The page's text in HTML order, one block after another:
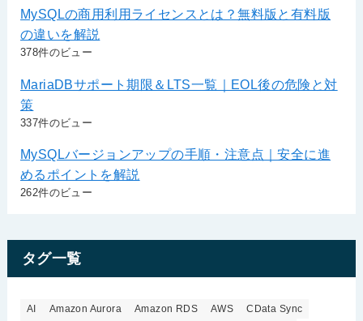
MySQLの商用利用ライセンスとは？無料版と有料版
の違いを解説
378件のビュー
MariaDBサポート期限＆LTS一覧｜EOL後の危険と対
策
337件のビュー
MySQLバージョンアップの手順・注意点｜安全に進
めるポイントを解説
262件のビュー
タグ一覧
AI Amazon Aurora Amazon RDS AWS
CData Sync